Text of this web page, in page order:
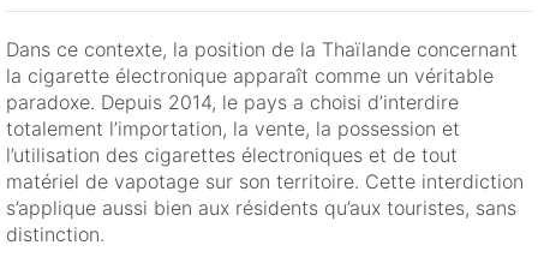
Dans ce contexte, la position de la Thaïlande concernant
la cigarette électronique apparaît comme un véritable
paradoxe. Depuis 2014, le pays a choisi d’interdire
totalement l’importation, la vente, la possession et
l’utilisation des cigarettes électroniques et de tout
matériel de vapotage sur son territoire. Cette interdiction
s’applique aussi bien aux résidents qu’aux touristes, sans
distinction.